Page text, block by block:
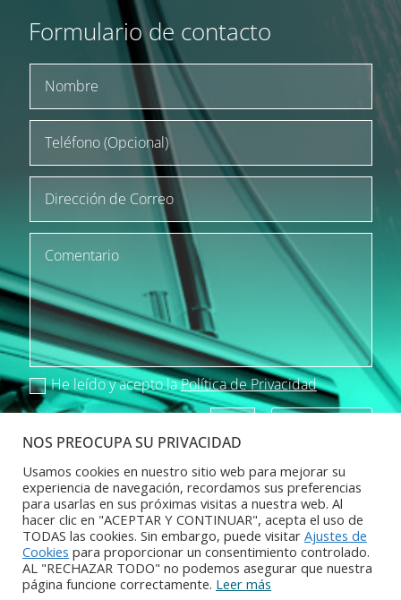
Formulario de contacto
He leído y acepto laPolítica de Privacidad
Para cumplir con la nueva Ley de Protección de
Datos y que tus datos estén seguros, debes leer y
aceptar la Política de Privacidad de aquamobel.com
NOS PREOCUPA SU PRIVACIDAD
Usamos cookies en nuestro sitio web para mejorar su
experiencia de navegación, recordamos sus preferencias
para usarlas en sus próximas visitas a nuestra web. Al
hacer clic en "ACEPTAR Y CONTINUAR", acepta el uso de
TODAS las cookies. Sin embargo, puede visitar Ajustes de
Cookies para proporcionar un consentimiento controlado.
AL "RECHAZAR TODO" no podemos asegurar que nuestra
página funcione correctamente. Leer más